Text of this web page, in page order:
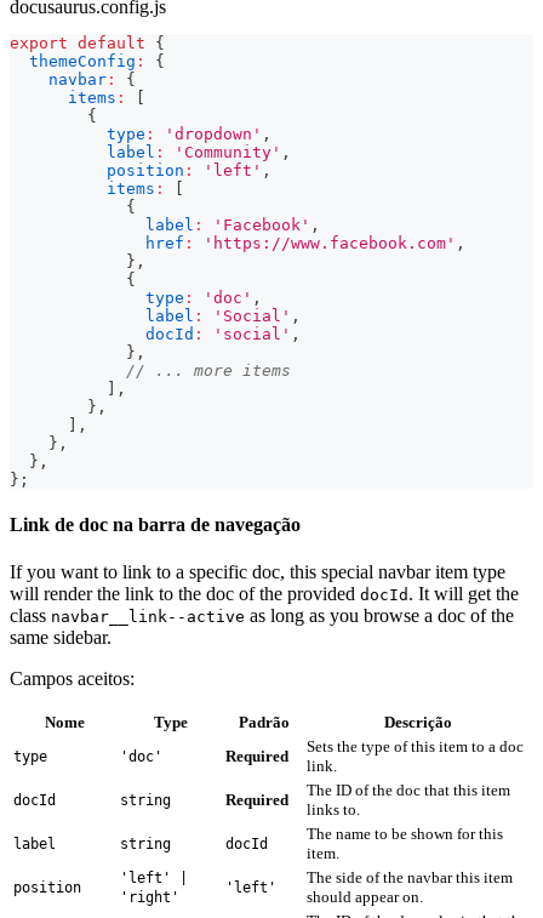
docusaurus.config.js
export default
{
themeConfig :
{
navbar :
{
items :
{
type : 'dropdown' ,
label : 'Community' ,
position : 'left' ,
items :
{
label : 'Facebook' ,
href : 'https://www.facebook.com' ,
} ,
{
type : 'doc' ,
label : 'Social' ,
docId : 'social' ,
} ,
// ... more items
,
} ,
,
} ,
} ,
} ;
Link de doc na barra de navegação
If you want to link to a specific doc, this special navbar item type
will render the link to the doc of the provided docId . It will get the
class navbar__link--active as long as you browse a doc of the
same sidebar.
Campos aceitos:
Nome Type Padrão Descrição
type 'doc' Required
Sets the type of this item to a doc
link.
docId string Required
The ID of the doc that this item
links to.
label string docId
The name to be shown for this
item.
position
'left' |
'right'
'left'
The side of the navbar this item
should appear on.